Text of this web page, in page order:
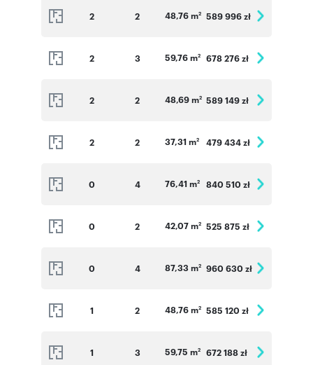
2 2 48,76 m2 589 996 zł
2 3 59,76 m2 678 276 zł
2 2 48,69 m2 589 149 zł
2 2 37,31 m2 479 434 zł
0 4 76,41 m2 840 510 zł
0 2 42,07 m2 525 875 zł
0 4 87,33 m2 960 630 zł
1 2 48,76 m2 585 120 zł
1 3 59,75 m2 672 188 zł